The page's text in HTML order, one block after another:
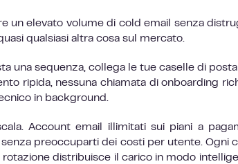
un elevato volume di cold email senza
qualsiasi altra cosa sul mercato.
una sequenza, collega le tue caselle di
ripida, nessuna chiamata di onboarding
in background.
Account email illimitati sui piani a
preoccuparti dei costi per utente. Ogni
distribuisce il carico in modo